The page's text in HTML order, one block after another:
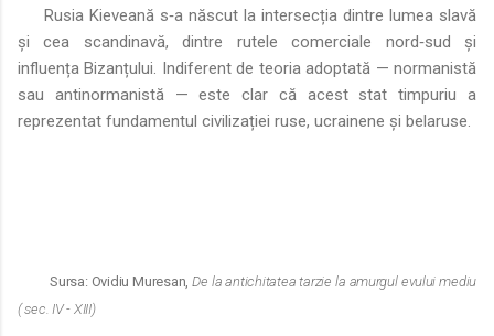
Rusia Kieveană s‑a născut la intersecția dintre lumea slavă
și cea scandinavă, dintre rutele comerciale nord‑sud și
influența Bizanțului. Indiferent de teoria adoptată — normanistă
sau antinormanistă — este clar că acest stat timpuriu a
reprezentat fundamentul civilizației ruse, ucrainene și belaruse.
Sursa: Ovidiu Muresan,De la antichitatea tarzie la amurgul evului mediu
( sec. IV - XIII)